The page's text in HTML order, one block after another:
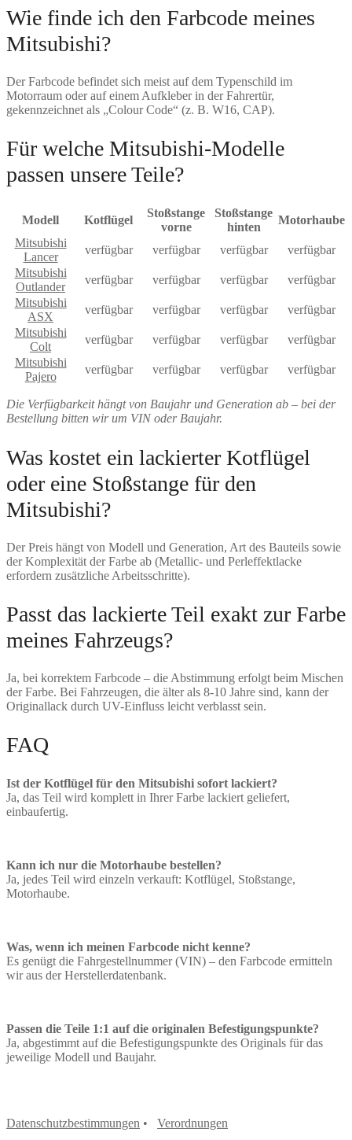
Wie finde ich den Farbcode meines
Mitsubishi?
Der Farbcode befindet sich meist auf dem Typenschild im
Motorraum oder auf einem Aufkleber in der Fahrertür,
gekennzeichnet als „Colour Code“ (z. B. W16, CAP).
Für welche Mitsubishi-Modelle
passen unsere Teile?
Modell Kotflügel
Stoßstange
vorne
Stoßstange
hinten
Motorhaube
Mitsubishi
Lancer
verfügbar verfügbar verfügbar
verfügbar
Mitsubishi
Outlander
verfügbar verfügbar verfügbar
verfügbar
Mitsubishi
ASX
verfügbar verfügbar verfügbar
verfügbar
Mitsubishi
Colt
verfügbar verfügbar verfügbar
verfügbar
Mitsubishi
Pajero
verfügbar verfügbar verfügbar verfügbar
Die Verfügbarkeit hängt von Baujahr und Generation ab – bei der
Bestellung bitten wir um VIN oder Baujahr.
Was kostet ein lackierter Kotflügel
oder eine Stoßstange für den
Mitsubishi?
Der Preis hängt von Modell und Generation, Art des Bauteils sowie
der Komplexität der Farbe ab (Metallic- und Perleffektlacke
erfordern zusätzliche Arbeitsschritte).
Passt das lackierte Teil exakt zur Farbe
meines Fahrzeugs?
Ja, bei korrektem Farbcode – die Abstimmung erfolgt beim Mischen
der Farbe. Bei Fahrzeugen, die älter als 8-10 Jahre sind, kann der
Originallack durch UV-Einfluss leicht verblasst sein.
FAQ
Ist der Kotflügel für den Mitsubishi sofort lackiert?
Ja, das Teil wird komplett in Ihrer Farbe lackiert geliefert,
einbaufertig.
Kann ich nur die Motorhaube bestellen?
Ja, jedes Teil wird einzeln verkauft: Kotflügel, Stoßstange,
Motorhaube.
Was, wenn ich meinen Farbcode nicht kenne?
Es genügt die Fahrgestellnummer (VIN) – den Farbcode ermitteln
wir aus der Herstellerdatenbank.
Passen die Teile 1:1 auf die originalen Befestigungspunkte?
Ja, abgestimmt auf die Befestigungspunkte des Originals für das
jeweilige Modell und Baujahr.
Datenschutzbestimmungen • Verordnungen